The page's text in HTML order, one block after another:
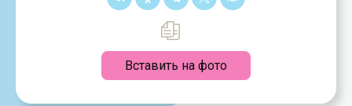
Вставить на фото